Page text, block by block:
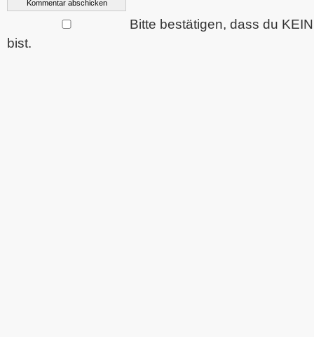
Bitte bestätigen, dass du
bist.